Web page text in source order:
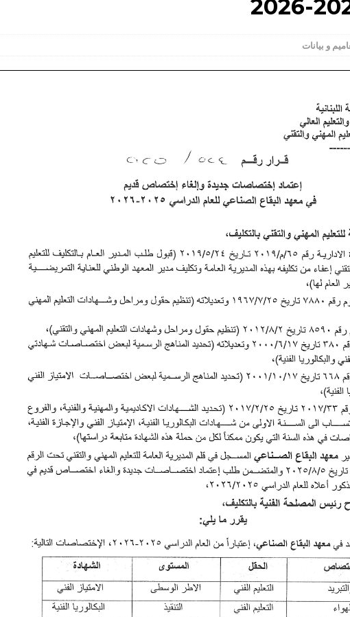
21, 2026 ]
8, 2026 ]
المسجلين في عدد من المعاهد والمدارس الفنية الرسمية والخاصة
اعلان عن دورة تدريبية عليا يجريها المعهد الوطني للادارة
و بيانات